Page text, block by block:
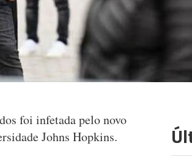
foi infetada pelo novo
Johns Hopkins.